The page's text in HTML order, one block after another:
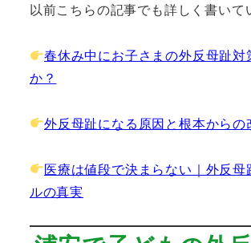
以前こちらの記事でも詳しく書いて
春休み中にお子さまの外反母趾対
か？
外反母趾になる原因と根本からの
医療は値段で決まらない｜外反母
ルの真実